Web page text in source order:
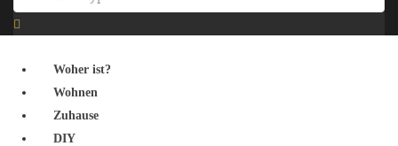
Woher ist?
Wohnen
Zuhause
DIY